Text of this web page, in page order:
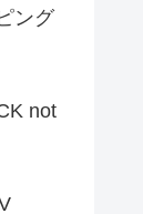
ング
not